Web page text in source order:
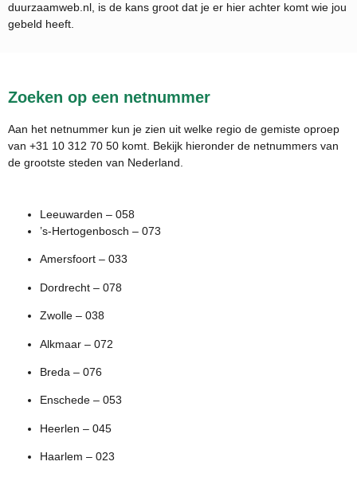
duurzaamweb.nl, is de kans groot dat je er hier achter komt wie jou
gebeld heeft.
Zoeken op een netnummer
Aan het netnummer kun je zien uit welke regio de gemiste oproep
van +31 10 312 70 50 komt. Bekijk hieronder de netnummers van
de grootste steden van Nederland.
Leeuwarden – 058
’s-Hertogenbosch – 073
Amersfoort – 033
Dordrecht – 078
Zwolle – 038
Alkmaar – 072
Breda – 076
Enschede – 053
Heerlen – 045
Haarlem – 023